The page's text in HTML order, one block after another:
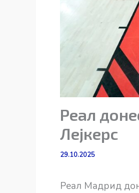
Реал
Лејкерс
29.10.2025
Реал Мадрид